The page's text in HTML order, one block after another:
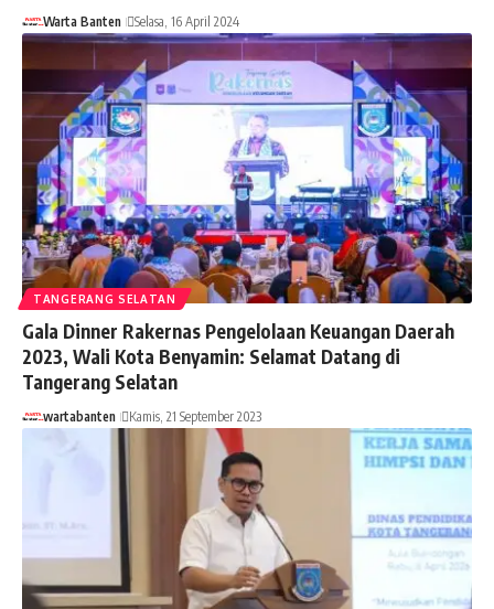
Warta Banten Selasa, 16 April 2024
TANGERANG SELATAN
Gala Dinner Rakernas Pengelolaan Keuangan Daerah
2023, Wali Kota Benyamin: Selamat Datang di
Tangerang Selatan
wartabanten Kamis, 21 September 2023